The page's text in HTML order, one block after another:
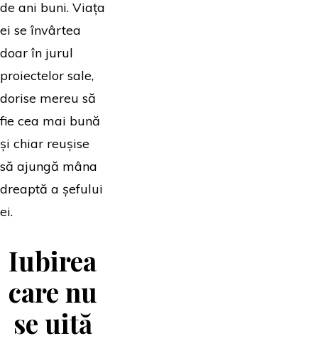
de ani buni. Viața
ei se învârtea
doar în jurul
proiectelor sale,
dorise mereu să
fie cea mai bună
și chiar reușise
să ajungă mâna
dreaptă a șefului
ei.
Iubirea
care nu
se uită